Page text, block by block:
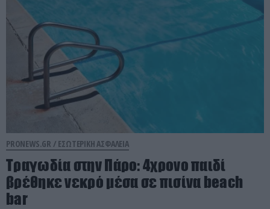
PRONEWS.GR / ΕΣΩΤΕΡΙΚΗ ΑΣΦΑΛΕΙΑ
Τραγωδία στην Πάρο: 4χρονο παιδί
βρέθηκε νεκρό μέσα σε πισίνα beach
bar